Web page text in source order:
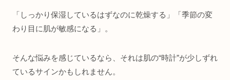
「しっかり保湿しているはずなのに乾燥する」「季節の変
わり目に肌が敏感になる」。
そんな悩みを感じているなら、それは肌の“時計”が少しずれ
ているサインかもしれません。